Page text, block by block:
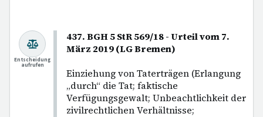
437. BGH 5 StR 569/18 - Urteil vom 7.
März 2019 (LG Bremen)
Einziehung von Taterträgen (Erlangung
„durch“ die Tat; faktische
Verfügungsgewalt; Unbeachtlichkeit der
zivilrechtlichen Verhältnisse;
Entscheidung
aufrufen